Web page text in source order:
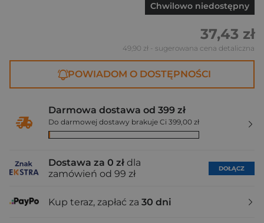
Chwilowo niedostępny
37,43 zł
49,90 zł - sugerowana cena detaliczna
POWIADOM O DOSTĘPNOŚCI
Darmowa dostawa od 399 zł
Do darmowej dostawy brakuje Ci 399,00 zł
Dostawa za 0 zł dla
zamówień od 99 zł
DOŁĄCZ
Kup teraz, zapłać za 30 dni